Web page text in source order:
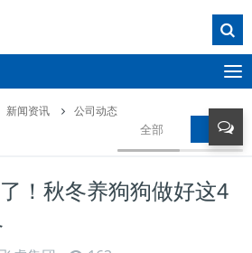
T
o
g
g
l
新闻资讯 公司动态
全部 公司动
！秋冬养狗狗做好这4